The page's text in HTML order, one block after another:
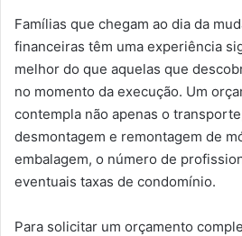
Famílias que chegam ao dia da
financeiras têm uma experiência
melhor do que aquelas que
no momento da execução. Um
contempla não apenas o
desmontagem e remontagem de
embalagem, o número de
eventuais taxas de condomínio.
Para solicitar um orçamento